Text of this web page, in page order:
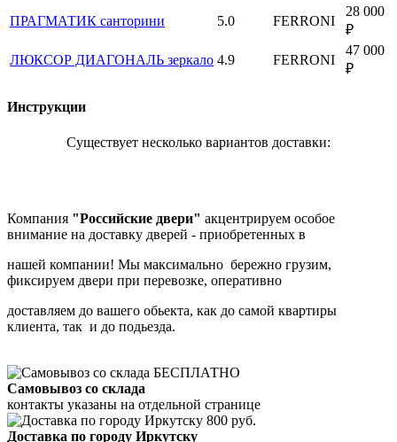
ПРАГМАТИК санторини
5.0 FERRONI
28 000
₽
ЛЮКСОР ДИАГОНАЛЬ зеркало 4.9 FERRONI
47 000
₽
Инструкции
Существует несколько вариантов доставки:
Компания "Российские двери" акцентрируем особое
внимание на доставку дверей - приобретенных в
нашей компании! Мы максимально бережно грузим,
фиксируем двери при перевозке, оперативно
доставляем до вашего обьекта, как до самой квартиры
клиента, так и до подьезда.
БЕСПЛАТНО
Самовывоз со склада
контакты указаны на отдельной странице
800 руб.
Доставка по городу Иркутску